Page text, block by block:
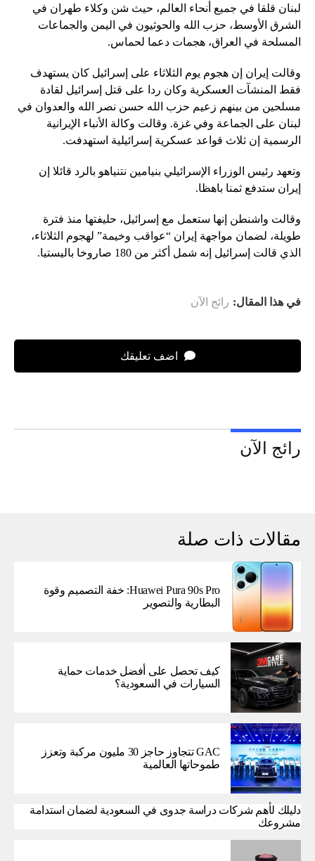
لبنان قلقا في جميع أنحاء العالم، حيث شن وكلاء طهران في
الشرق الأوسط، حزب الله والحوثيون في اليمن والجماعات
المسلحة في العراق، هجمات دعما لحماس.
وقالت إيران إن هجوم يوم الثلاثاء على إسرائيل كان يستهدف
فقط المنشآت العسكرية وكان ردا على قتل إسرائيل لقادة
مسلحين من بينهم زعيم حزب الله حسن نصر الله والعدوان في
لبنان على الجماعة وفي غزة. وقالت وكالة الأنباء الإيرانية
الرسمية إن ثلاث قواعد عسكرية إسرائيلية استهدفت.
وتعهد رئيس الوزراء الإسرائيلي بنيامين نتنياهو بالرد قائلا إن
إيران ستدفع ثمنا باهظا.
وقالت واشنطن إنها ستعمل مع إسرائيل، حليفتها منذ فترة
طويلة، لضمان مواجهة إيران “عواقب وخيمة” لهجوم الثلاثاء،
الذي قالت إسرائيل إنه شمل أكثر من 180 صاروخا باليستيا.
في هذا المقال: رائج الآن
اضف تعليقك
رائج الآن
مقالات ذات صلة
Huawei Pura 90s Pro: خفة التصميم وقوة
البطارية والتصوير
كيف تحصل على أفضل خدمات حماية
السيارات في السعودية؟
GAC تتجاوز حاجز 30 مليون مركبة وتعزز
طموحاتها العالمية
دليلك لأهم شركات دراسة جدوى في السعودية لضمان استدامة
مشروعك